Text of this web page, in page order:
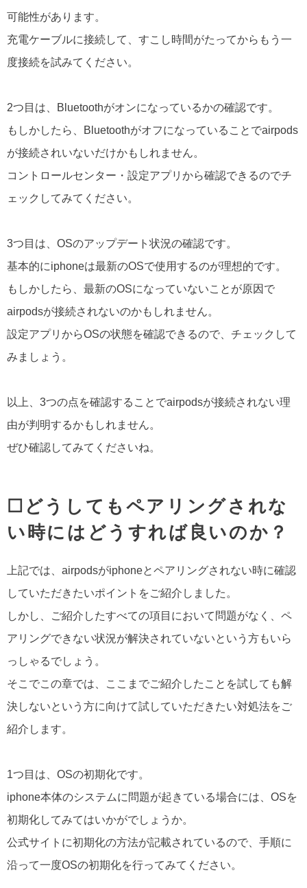
可能性があります。
充電ケーブルに接続して、すこし時間がたってからもう一
度接続を試みてください。
2つ目は、Bluetoothがオンになっているかの確認です。
もしかしたら、Bluetoothがオフになっていることでairpods
が接続されいないだけかもしれません。
コントロールセンター・設定アプリから確認できるのでチ
ェックしてみてください。
3つ目は、OSのアップデート状況の確認です。
基本的にiphoneは最新のOSで使用するのが理想的です。
もしかしたら、最新のOSになっていないことが原因で
airpodsが接続されないのかもしれません。
設定アプリからOSの状態を確認できるので、チェックして
みましょう。
以上、3つの点を確認することでairpodsが接続されない理
由が判明するかもしれません。
ぜひ確認してみてくださいね。
☐どうしてもペアリングされな
い時にはどうすれば良いのか？
上記では、airpodsがiphoneとペアリングされない時に確認
していただきたいポイントをご紹介しました。
しかし、ご紹介したすべての項目において問題がなく、ペ
アリングできない状況が解決されていないという方もいら
っしゃるでしょう。
そこでこの章では、ここまでご紹介したことを試しても解
決しないという方に向けて試していただきたい対処法をご
紹介します。
1つ目は、OSの初期化です。
iphone本体のシステムに問題が起きている場合には、OSを
初期化してみてはいかがでしょうか。
公式サイトに初期化の方法が記載されているので、手順に
沿って一度OSの初期化を行ってみてください。